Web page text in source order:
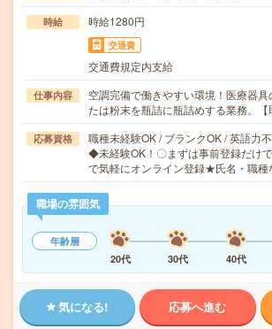
時給 時給1280円
交通費
交通費規定内支給
仕事内容
空調完備で働きやすい環境！医療器具
たは粉末を瓶詰に瓶詰めする業務。
応募資格
職種未経験OK / ブランクOK / 英語力
◆未経験OK！〇まずは事前登録だけ
で気軽にオンライン登録★氏名・職
職場の雰囲気
年齢層
20代
30代 40代
気になる! 応募へ進む